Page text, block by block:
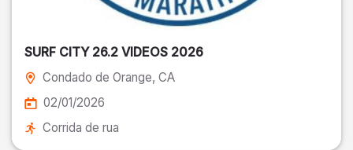
SURF CITY 26.2 VIDEOS 2026
Condado de Orange, CA
02/01/2026
Corrida de rua